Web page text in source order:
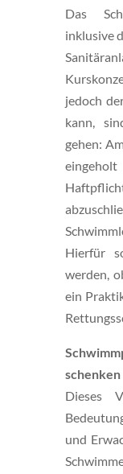
Das
inklusive
jedoch
kann,
gehen:
Hierfür
werden,
ein
schenken
Dieses
und